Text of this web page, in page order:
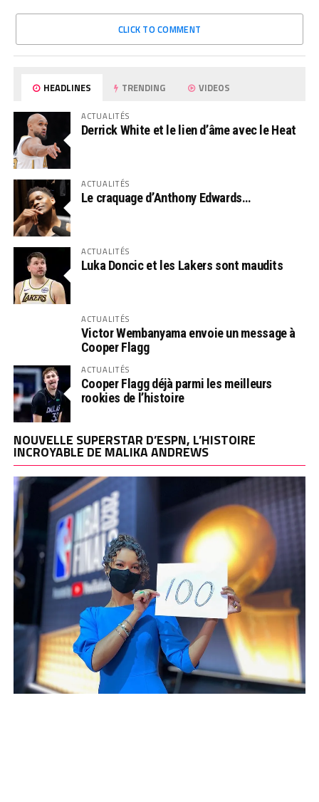
CLICK TO COMMENT
HEADLINES TRENDING VIDEOS
ACTUALITÉS
Derrick White et le lien d’âme avec le Heat
ACTUALITÉS
Le craquage d’Anthony Edwards…
ACTUALITÉS
Luka Doncic et les Lakers sont maudits
ACTUALITÉS
Victor Wembanyama envoie un message à
Cooper Flagg
ACTUALITÉS
Cooper Flagg déjà parmi les meilleurs
rookies de l’histoire
NOUVELLE SUPERSTAR D’ESPN, L’HISTOIRE
INCROYABLE DE MALIKA ANDREWS